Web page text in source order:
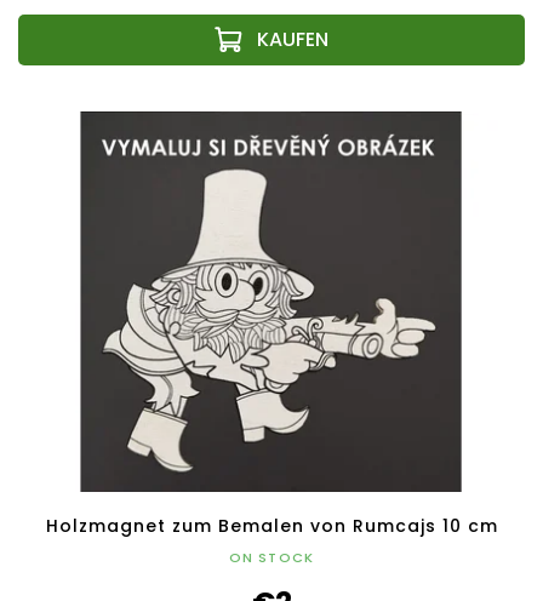
Holzmagnet zum Bemalen von Rumcajs 10 cm
ON STOCK